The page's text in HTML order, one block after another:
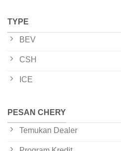
TYPE
BEV
CSH
ICE
PESAN CHERY
Temukan Dealer